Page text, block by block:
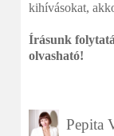
kihívásokat,
Írásunk
olvasható!
Pepita